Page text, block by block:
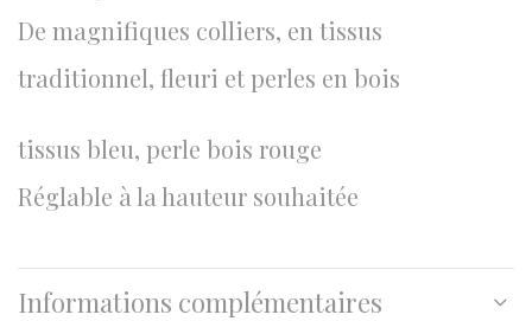
De magnifiques colliers, en tissus
traditionnel, fleuri et perles en bois
tissus bleu, perle bois rouge
Réglable à la hauteur souhaitée
Informations complémentaires